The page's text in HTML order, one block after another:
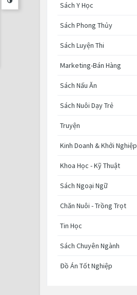
Sách Y Học
Sách Phong Thủy
Sách Luyện Thi
Marketing-Bán Hàng
Sách Nấu Ăn
Sách Nuôi Dạy Trẻ
Truyện
Kinh Doanh & Khởi Nghiệp
Khoa Học - Kỹ Thuật
Sách Ngoại Ngữ
Chăn Nuôi - Trồng Trọt
Tin Học
Sách Chuyên Ngành
Đồ Án Tốt Nghiệp